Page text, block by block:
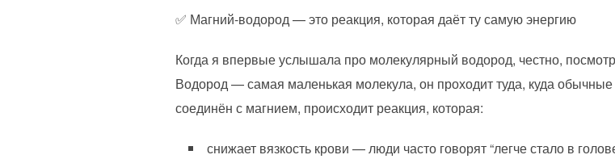
✅️ Магний-водород — это реакция, которая даёт ту самую энергию
Когда я впервые услышала про молекулярный водород, честно,
Водород — самая маленькая молекула, он проходит туда, куда
соединён с магнием, происходит реакция, которая:
снижает вязкость крови — люди часто говорят “легче стало в